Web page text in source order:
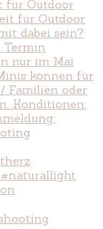
für Outdoor